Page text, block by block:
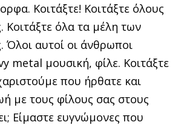
Κοιτάξτε! Κοιτάξτε όλους
Κοιτάξτε όλα τα μέλη των
Όλοι αυτοί οι άνθρωποι
metal μουσική, φίλε. Κοιτάξτε
που ήρθατε και
με τους φίλους σας στους
Είμαστε ευγνώμονες που